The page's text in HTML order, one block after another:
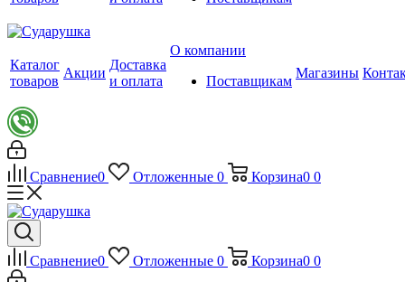
Каталог
товаров
Акции
Доставка
и оплата
О компании
Поставщикам
Магазины
Сравнение0 Отложенные 0 Корзина0 0
Сравнение0 Отложенные 0 Корзина0 0